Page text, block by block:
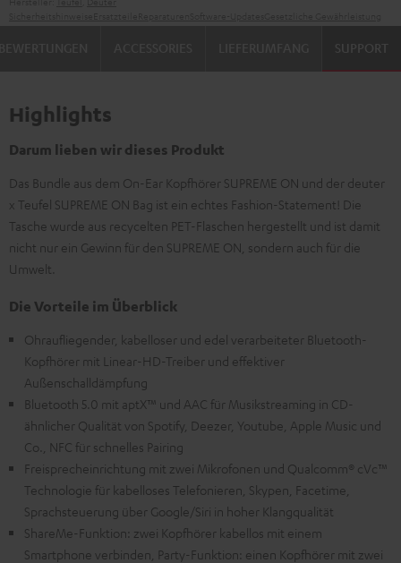
SUPPORT
Highlights
Darum lieben wir dieses Produkt
Das Bundle aus dem On-Ear Kopfhörer SUPREME ON und der deuter
x Teufel SUPREME ON Bag ist ein echtes Fashion-Statement! Die
Tasche wurde aus recycelten PET-Flaschen hergestellt und ist damit
nicht nur ein Gewinn für den SUPREME ON, sondern auch für die
Umwelt.
Die Vorteile im Überblick
Ohraufliegender, kabelloser und edel verarbeiteter Bluetooth-
Kopfhörer mit Linear-HD-Treiber und effektiver
Außenschalldämpfung
Bluetooth 5.0 mit aptX™ und AAC für Musikstreaming in CD-
ähnlicher Qualität von Spotify, Deezer, Youtube, Apple Music und
Co., NFC für schnelles Pairing
Freisprecheinrichtung mit zwei Mikrofonen und Qualcomm® cVc™
Technologie für kabelloses Telefonieren, Skypen, Facetime,
Sprachsteuerung über Google/Siri in hoher Klangqualität
ShareMe-Funktion: zwei Kopfhörer kabellos mit einem
Smartphone verbinden, Party-Funktion: einen Kopfhörer mit zwei